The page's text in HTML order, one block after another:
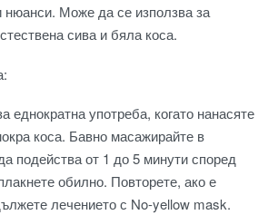
нюанси. Може да се използва за
сива и бяла коса.
еднократна употреба, когато нанасяте
коса. Бавно масажирайте в
подейства от 1 до 5 минути според
обилно. Повторете, ако е
лечението с No-yellow mask.